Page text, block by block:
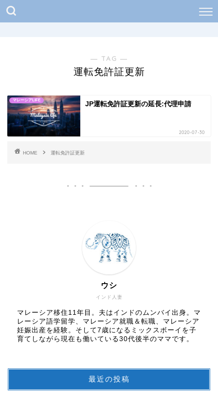
― TAG ―
運転免許証更新
マレーシアLIFE JP運転免許証更新の延長:代理申請
2020-07-30
HOME 運転免許証更新
インド人妻
ウシ
マレーシア移住11年目。夫はインドのムンバイ出身。マ
レーシア語学留学、マレーシア就職＆転職、マレーシア
妊娠出産を経験。そして7歳になるミックスボーイを子
育てしながら現在も働いている30代後半のママです。
最近の投稿